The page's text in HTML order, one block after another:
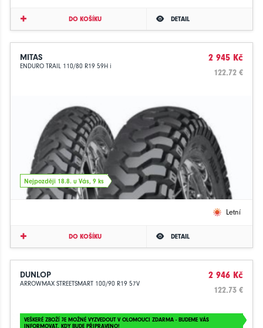
DO KOŠÍKU DETAIL
MITAS
ENDURO TRAIL 110/80 R19 59H i
2 945 Kč
122.72 €
Nejpozději 18.8. u Vás, 9 ks
Letní
DO KOŠÍKU DETAIL
DUNLOP
ARROWMAX STREETSMART 100/90 R19 57V
2 946 Kč
122.73 €
VEŠKERÉ ZBOŽÍ JE MOŽNÉ VYZVEDOUT V OLOMOUCI ZDARMA - BUDEME VÁS
INFORMOVAT, KDY BUDE PŘIPRAVENO!